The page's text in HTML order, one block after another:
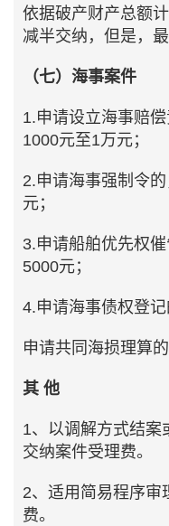
依据破产财产总额
减半交纳，但是，
（七）海事案件
1.申请设立海事赔
1000元至1万元；
2.申请海事强制令
元；
3.申请船舶优先权
5000元；
4.申请海事债权登记
申请共同海损理算
其 他
1、以调解方式结案
交纳案件受理费。
2、适用简易程序审
费。